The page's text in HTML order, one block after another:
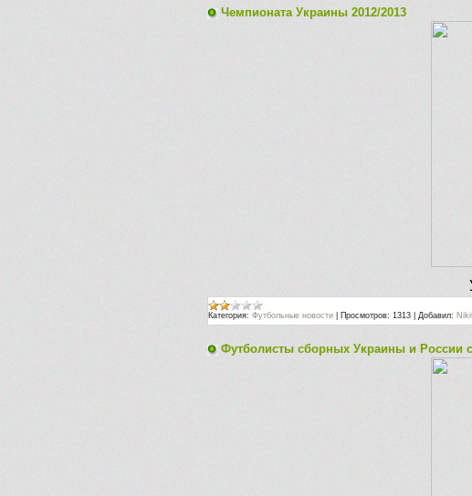
Чемпионата Украины 2012/2013
Категория: Футбольные новости Просмотров: 1313 Добавил:
Футболисты сборных Украины и России